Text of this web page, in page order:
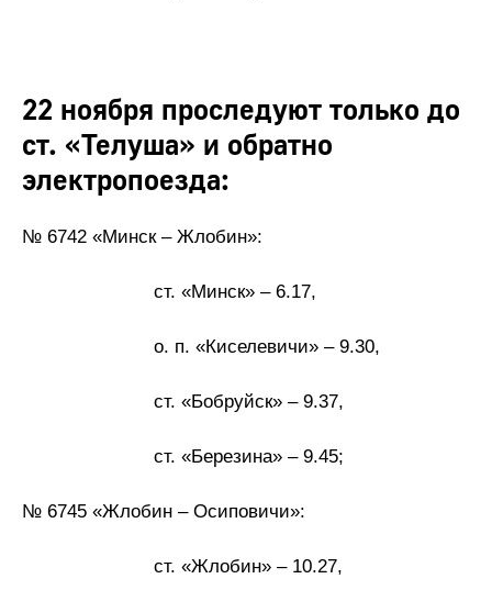
22 ноября проследуют только до
ст. «Телуша» и обратно
электропоезда:
№ 6742 «Минск – Жлобин»:
ст. «Минск» – 6.17,
о. п. «Киселевичи» – 9.30,
ст. «Бобруйск» – 9.37,
ст. «Березина» – 9.45;
№ 6745 «Жлобин – Осиповичи»:
ст. «Жлобин» – 10.27,